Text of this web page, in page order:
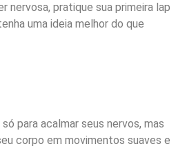
nervosa, pratique sua primeira lap
uma ideia melhor do que
para acalmar seus nervos, mas
corpo em movimentos suaves e